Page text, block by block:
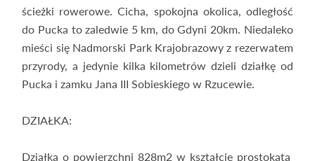
ścieżki rowerowe. Cicha, spokojna okolica, odległość
do Pucka to zaledwie 5 km, do Gdyni 20km. Niedaleko
mieści się Nadmorski Park Krajobrazowy z rezerwatem
przyrody, a jedynie kilka kilometrów dzieli działkę od
Pucka i zamku Jana III Sobieskiego w Rzucewie.
DZIAŁKA:
Działka o powierzchni 828m2 w kształcie prostokąta